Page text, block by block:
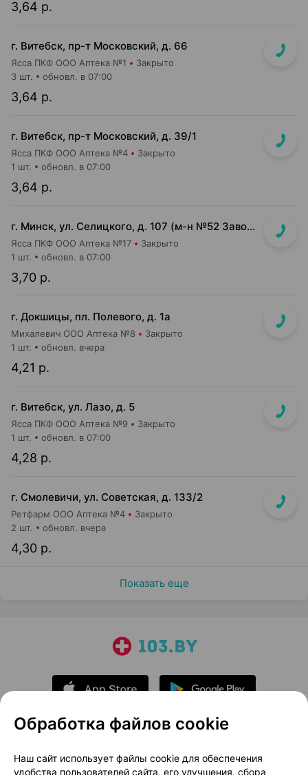
3,64 р.
г. Витебск, пр-т Московский, д. 66
Ясса ПКФ ООО Аптека №1 Закрыто
3,64 р.
3 шт. обновл. в 07:00
г. Витебск, пр-т Московский, д. 39/1
Ясса ПКФ ООО Аптека №4 Закрыто
3,64 р.
1 шт. обновл. в 07:00
г. Минск, ул. Селицкого, д. 107 (м-н №52 Заводского райпищеторга)
Ясса ПКФ ООО Аптека №17 Закрыто
3,70 р.
1 шт. обновл. в 07:00
г. Докшицы, пл. Полевого, д. 1а
Михалевич ООО Аптека №8 Закрыто
4,21 р.
1 шт. обновл. вчера
г. Витебск, ул. Лазо, д. 5
Ясса ПКФ ООО Аптека №9 Закрыто
4,28 р.
1 шт. обновл. в 07:00
г. Смолевичи, ул. Советская, д. 133/2
Ретфарм ООО Аптека №4 Закрыто
4,30 р.
2 шт. обновл. вчера
Показать еще
О проекте
Новости проекта
Обработка файлов cookie
Наш сайт использует файлы cookie для обеспечения
удобства пользователей сайта, его улучшения, сбора